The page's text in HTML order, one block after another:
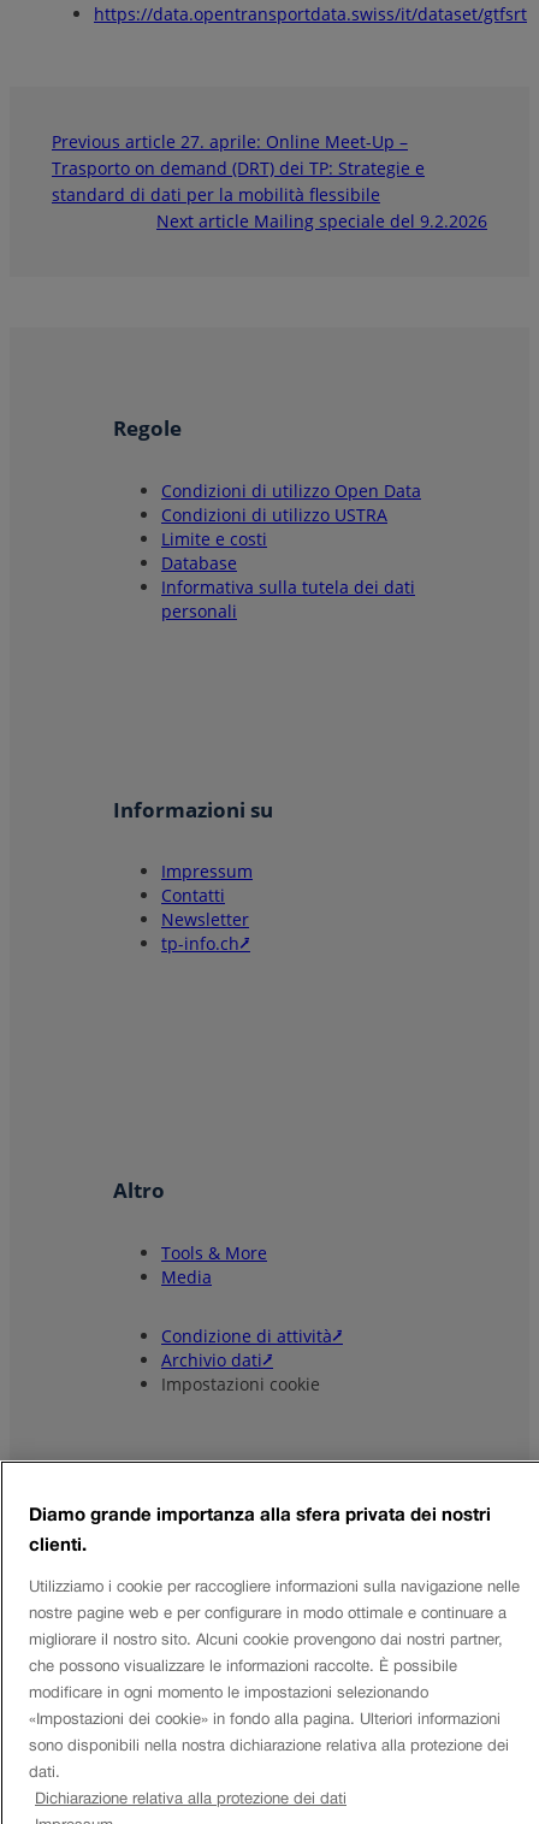
https://data.opentransportdata.swiss/it/dataset/gtfsrt
Previous article 27. aprile: Online Meet-Up –
Trasporto on demand (DRT) dei TP: Strategie e
standard di dati per la mobilità flessibile
Next article Mailing speciale del 9.2.2026
Regole
Condizioni di utilizzo Open Data
Condizioni di utilizzo USTRA
Limite e costi
Database
Informativa sulla tutela dei dati
personali
Informazioni su
Impressum
Contatti
Newsletter
tp-info.ch⭷
Altro
Tools & More
Media
Condizione di attività⭷
Archivio dati⭷
Impostazioni cookie
mobilità in Svizzera 2026
M
a
i
l
L
i
n
k
e
I
Y
o
u
T
u
e
Diamo grande importanza alla sfera privata dei nostri
clienti.
Utilizziamo i cookie per raccogliere informazioni sulla navigazione nelle
nostre pagine web e per configurare in modo ottimale e continuare a
migliorare il nostro sito. Alcuni cookie provengono dai nostri partner,
che possono visualizzare le informazioni raccolte. È possibile
modificare in ogni momento le impostazioni selezionando
«Impostazioni dei cookie» in fondo alla pagina. Ulteriori informazioni
sono disponibili nella nostra dichiarazione relativa alla protezione dei
dati.
Dichiarazione relativa alla protezione dei dati